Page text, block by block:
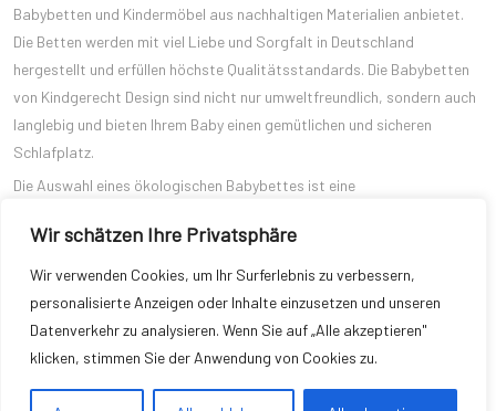
Wir schätzen Ihre Privatsphäre
Wir verwenden Cookies, um Ihr Surferlebnis zu verbessern,
personalisierte Anzeigen oder Inhalte einzusetzen und unseren
Datenverkehr zu analysieren. Wenn Sie auf „Alle akzeptieren"
klicken, stimmen Sie der Anwendung von Cookies zu.
Babybetten und Kindermöbel aus nachhaltigen Materialien anbietet.
Die Betten werden mit viel Liebe und Sorgfalt in Deutschland
hergestellt und erfüllen höchste Qualitätsstandards. Die Babybetten
von Kindgerecht Design sind nicht nur umweltfreundlich, sondern auch
langlebig und bieten Ihrem Baby einen gemütlichen und sicheren
Schlafplatz.
Die Auswahl eines ökologischen Babybettes ist eine
sondern auch der Umwelt zugutekommt. Die vorgestellten Marken,
BioKinder, Pinolino, sebra, oeuf, Bermbach Handcrafted und
Kindgerecht Design, bieten alle wunderschöne und nachhaltige
Babybetten, die Ihren hohen Ansprüchen gerecht werden. Investieren
Sie in eines dieser umweltfreundlichen Babybetten und schenken Sie
gutem Gewissen nutzen können.